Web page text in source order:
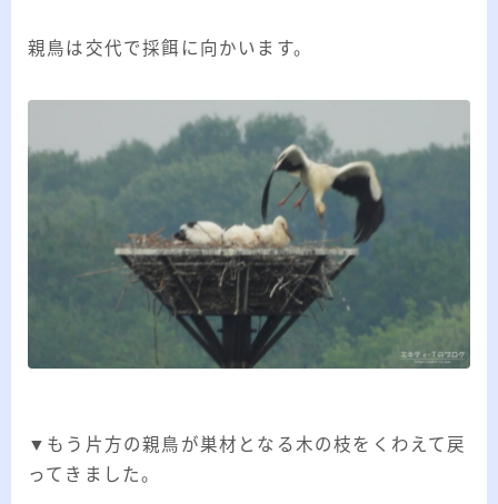
親鳥は交代で採餌に向かいます。
▼もう片方の親鳥が巣材となる木の枝をくわえて戻
ってきました。